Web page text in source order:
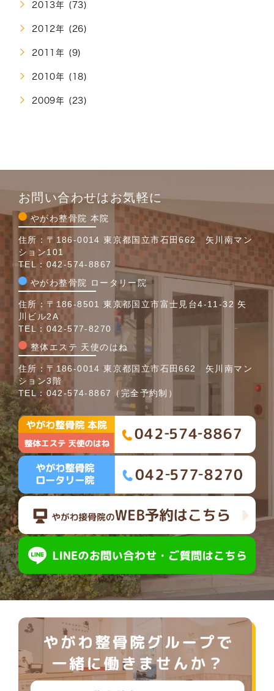
2013年 (73)
2012年 (26)
2011年 (9)
2010年 (18)
2009年 (23)
お問い合わせはお気軽に
やがわ整骨院 本院
住所：〒186-0014 東京都国立市石田662 矢川南マン
ション101
TEL： 042-574-8867
やがわ整骨院 ロータリー院
住所：〒186-8501 東京都国立市富士見台4-11-32 矢
川ビル2A
TEL： 042-577-8270
整体エステ 天使のはね
住所：〒186-0014 東京都国立市石田662 矢川南マン
ション3階
TEL： 042-574-8867 （完全予約制）